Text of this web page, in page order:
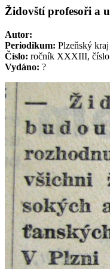
Židovští profesoři a
Autor:
Periodikum: Plzeňský kraj
Číslo: ročník XXXIII, číslo
Vydáno: ?